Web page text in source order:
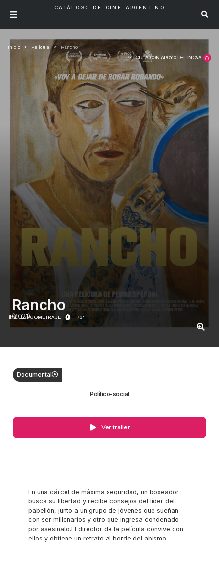
CATÁLOGO DE CINE ARGENTINO
PELÍCULA CON APOYO DEL INCAA
Inicio Pelicula Rancho
LARGOMETRAJE 73'
Rancho
(2021)
Documental
Político-social
Ver trailer
En una cárcel de máxima seguridad, un boxeador
busca su libertad y recibe consejos del líder del
pabellón, junto a un grupo de jóvenes que sueñan
con ser millonarios y otro que ingresa condenado
por asesinato.El director de la película convive con
ellos y obtiene un retrato al borde del abismo.